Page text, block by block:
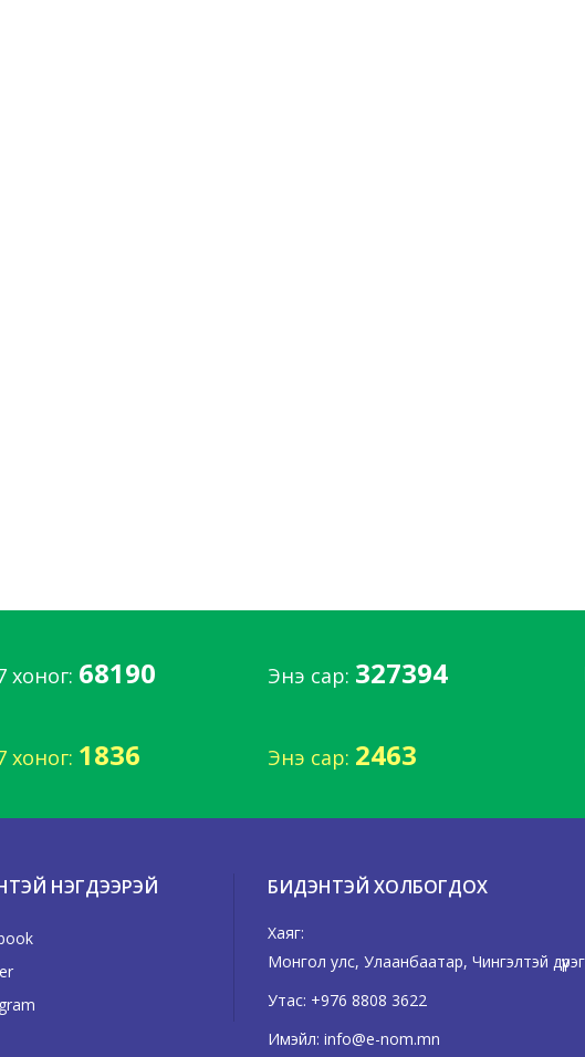
хоног: 68190 Энэ сар: 327394
хоног: 1836 Энэ сар: 2463
НЭГДЭЭРЭЙ БИДЭНТЭЙ ХОЛБОГДОХ
Хаяг:
Монгол улс, Улаанбаатар, Чингэлтэй
Утас: +976 8808 3622
Имэйл: info@e-nom.mn